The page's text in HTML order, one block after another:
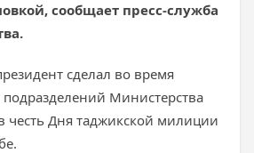
сообщает пресс-служба
сделал во время
Министерства
честь Дня таджикской милиции